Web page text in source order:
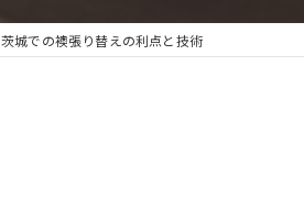
茨城での襖張り替えの利点と技術